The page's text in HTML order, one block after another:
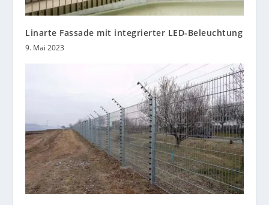
Linarte Fassade mit integrierter LED-Beleuchtung
9. Mai 2023